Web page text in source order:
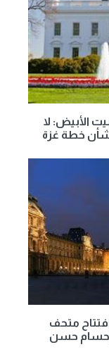
الأبيض: لا
خطة غزة
أغسطس.. افتتاح متحف
وحسام حسن